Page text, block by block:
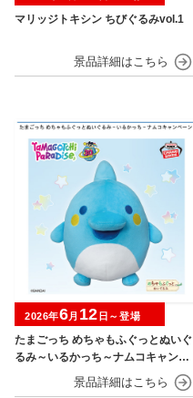
マリッジトキシン ちびぐるみvol.1
たまごっち めちゃもふぐっとぬいぐ
るみ～いるかっち～ナムコキャンペ
2026年6月 12 日～登場